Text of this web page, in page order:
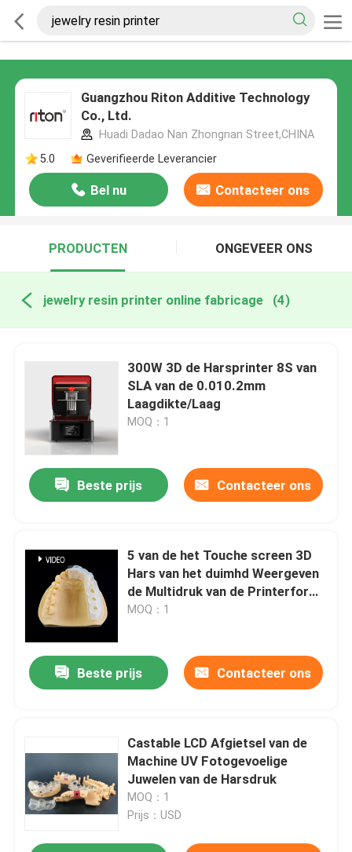
Guangzhou Riton Additive Technology
Co., Ltd.
Huadi Dadao Nan Zhongnan Street,CHINA
5.0
Geverifieerde Leverancier
Bel nu Contacteer ons
PRODUCTEN ONGEVEER ONS
jewelry resin printer online fabricage (4)
300W 3D de Harsprinter 8S van
SLA van de 0.010.2mm
Laagdikte/Laag
MOQ：1
Beste prijs Contacteer ons
5 van de het Touche screen 3D
Hars van het duimhd Weergeven
de Multidruk van de Printerfor
dental clinics
MOQ：1
Beste prijs Contacteer ons
Castable LCD Afgietsel van de
Machine UV Fotogevoelige
Juwelen van de Harsdruk
MOQ：1
Prijs：USD